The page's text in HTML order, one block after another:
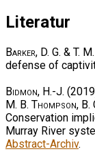
Literatur
Barker, D. G. & T.
defense of
Bidmon, H.-J.
M. B. Thompson, B.
Conservation
Murray River
Abstract-Archiv.